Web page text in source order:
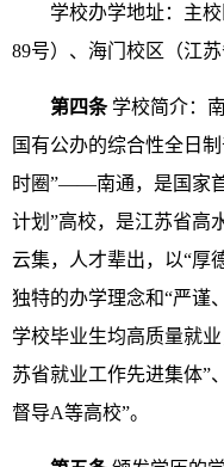
学校办学地址：主
89号）、海门校区（江
第四条学校简介：
国有公办的综合性全日
时圈”——南通，是国家
计划”高校，是江苏省高
云集，人才辈出，以“厚
独特的办学理念和“严谨
学校毕业生均高质量就
苏省就业工作先进集体”
督导A等高校”。